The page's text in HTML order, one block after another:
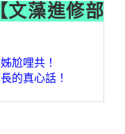
文藻進修部
尬哩共！
的真心話！